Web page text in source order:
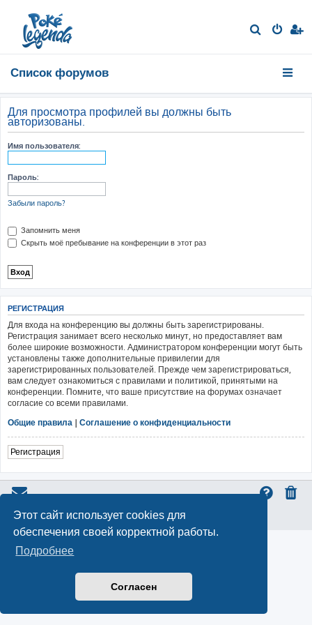
Этот сайт использует cookies для
обеспечения своей корректной работы.
Подробнее
Согласен
к
Список форумов
Для просмотра профилей вы должны быть
авторизованы.
Имя пользователя:
Пароль:
Забыли пароль?
Запомнить меня
Скрыть моё пребывание на конференции в этот раз
РЕГИСТРАЦИЯ
Для входа на конференцию вы должны быть зарегистрированы.
Регистрация занимает всего несколько минут, но предоставляет вам
более широкие возможности. Администратором конференции могут быть
установлены также дополнительные привилегии для
зарегистрированных пользователей. Прежде чем зарегистрироваться,
вам следует ознакомиться с правилами и политикой, принятыми на
конференции. Помните, что ваше присутствие на форумах означает
согласие со всеми правилами.
Общие правила | Соглашение о конфиденциальности
Регистрация
Конфиденциальность|Правила